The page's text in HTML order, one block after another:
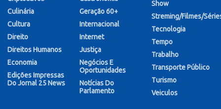
Culinária
Cultura
Direito
Direitos Humanos
Economia
Edições Impressas
Do Jornal 25 News
Geração 60+
Internacional
Internet
Justiça
Negócios E
Oportunidades
Notícias Do
Parlamento
Show
Streming/Filmes/
Tecnologia
Tempo
Trabalho
Transporte Público
Turismo
Veiculos